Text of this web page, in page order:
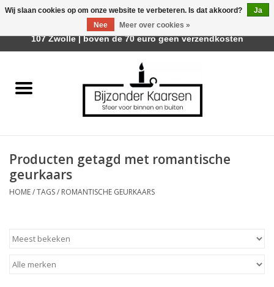
Räder Design Stories
Geurkaarsen
Tafelhaarden
Kaarsenhouders
Producten getagd met romantische
geurkaars
HOME/TAGS/ ROMANTISCHE GEURKAARS
Wij slaan cookies op om onze website te verbeteren. Is dat akkoord?
Ja
Nee
Meer over cookies »
Afhalen is mogelijk bij Trotz Woon & Cadeau | Belvederelaan
107 Zwolle | boven de 70 euro geen verzendkosten